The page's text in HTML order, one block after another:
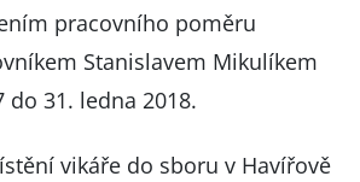
pracovního poměru
Stanislavem Mikulíkem
do 31. ledna 2018.
vikáře do sboru v Havířově